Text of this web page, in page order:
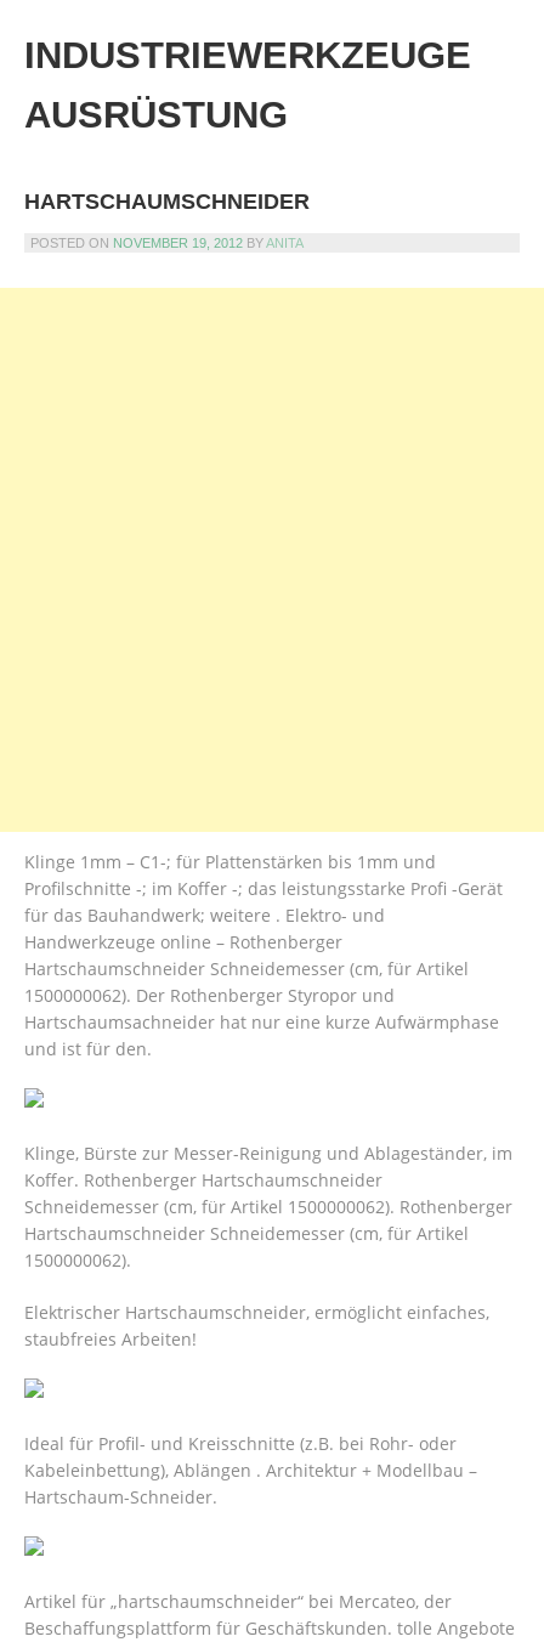
content
INDUSTRIEWERKZEUGE
AUSRÜSTUNG
HARTSCHAUMSCHNEIDER
POSTED ON NOVEMBER 19, 2012 BYANITA
Klinge 1mm – C1-; für Plattenstärken bis 1mm und
Profilschnitte -; im Koffer -; das leistungsstarke Profi -Gerät
für das Bauhandwerk; weitere . Elektro- und
Handwerkzeuge online – Rothenberger
Hartschaumschneider Schneidemesser (cm, für Artikel
1500000062). Der Rothenberger Styropor und
Hartschaumsachneider hat nur eine kurze Aufwärmphase
und ist für den.
Klinge, Bürste zur Messer-Reinigung und Ablageständer, im
Koffer. Rothenberger Hartschaumschneider
Schneidemesser (cm, für Artikel 1500000062). Rothenberger
Hartschaumschneider Schneidemesser (cm, für Artikel
1500000062).
Elektrischer Hartschaumschneider, ermöglicht einfaches,
staubfreies Arbeiten!
Ideal für Profil- und Kreisschnitte (z.B. bei Rohr- oder
Kabeleinbettung), Ablängen . Architektur + Modellbau –
Hartschaum-Schneider.
Artikel für „hartschaumschneider“ bei Mercateo, der
Beschaffungsplattform für Geschäftskunden. tolle Angebote